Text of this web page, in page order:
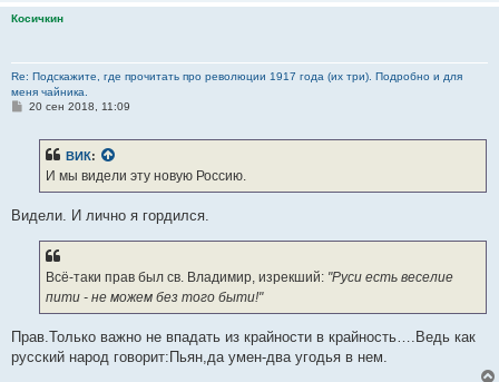
Косичкин
Re: Подскажите, где прочитать про революции 1917 года (их три). Подробно и для
меня чайника.
С
е
20 сен 2018, 11:09
ВИК:
И мы видели эту новую Россию.
Видели. И лично я гордился.
Всё-таки прав был св. Владимир, изрекший: "Руси есть веселие
пити - не можем без того быти!"
Прав.Только важно не впадать из крайности в крайность….Ведь как
русский народ говорит:Пьян,да умен-два угодья в нем.